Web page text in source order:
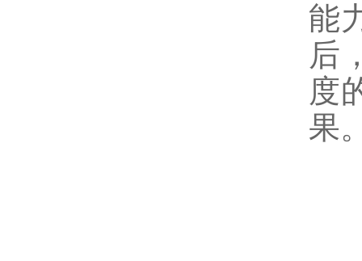
能
后
度
果